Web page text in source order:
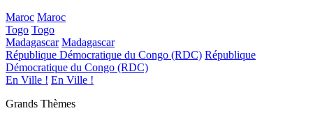
Maroc Maroc
Togo Togo
Madagascar Madagascar
République Démocratique du Congo (RDC) République
Démocratique du Congo (RDC)
En Ville ! En Ville !
Grands Thèmes